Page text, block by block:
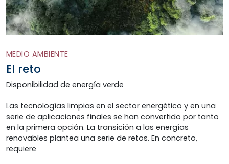
MEDIO AMBIENTE
El reto
Disponibilidad de energía verde
Las tecnologías limpias en el sector energético y en una
serie de aplicaciones finales se han convertido por tanto
en la primera opción. La transición a las energías
renovables plantea una serie de retos. En concreto,
requiere